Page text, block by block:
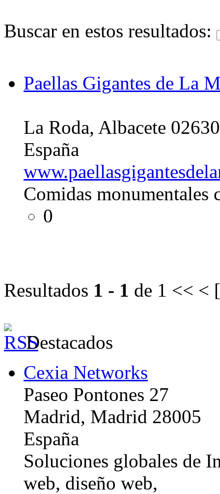
Buscar en estos resultados:
Paellas Gigantes de La
La Roda, Albacete 02630
España
Comidas monumentales
0
Resultados 1 - 1 de 1 << < [
Destacados
Cexia Networks
Paseo Pontones 27
Madrid, Madrid 28005
España
Soluciones globales de
web, diseño web,